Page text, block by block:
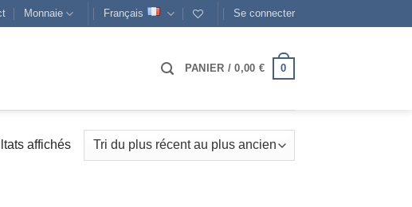
Monnaie Français Se connecter
PANIER /0,00 € 0
affichésTrié
du